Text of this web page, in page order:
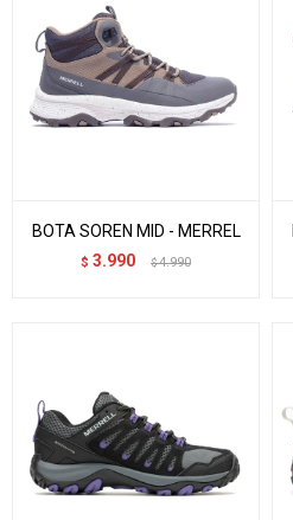
BOTA SOREN MID - MERREL
$ 3.990 $ 4.990